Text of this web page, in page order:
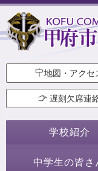
地図・アクセ
遅刻欠席連
学校紹介
中学生の皆さ